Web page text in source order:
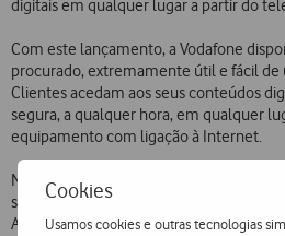
Cookies
Usamos cookies e outras tecnologias
digitais em qualquer lugar a partir do
Com este lançamento, a Vodafone
procurado, extremamente útil e fácil de
Clientes acedam aos seus conteúdos
segura, a qualquer hora, em qualquer
equipamento com ligação à Internet.
No telemóvel, o serviço está disponível
smartphones Android (no Android
AppSelect) e brevemente haverá uma